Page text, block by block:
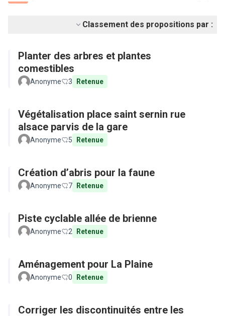
Classement des propositions par :
Planter des arbres et plantes
comestibles
Anonyme 3 Retenue
Végétalisation place saint sernin rue
alsace parvis de la gare
Anonyme 5 Retenue
Création d’abris pour la faune
Anonyme 7 Retenue
Piste cyclable allée de brienne
Anonyme 2 Retenue
Aménagement pour La Plaine
Anonyme 0 Retenue
Corriger les discontinuités entre les